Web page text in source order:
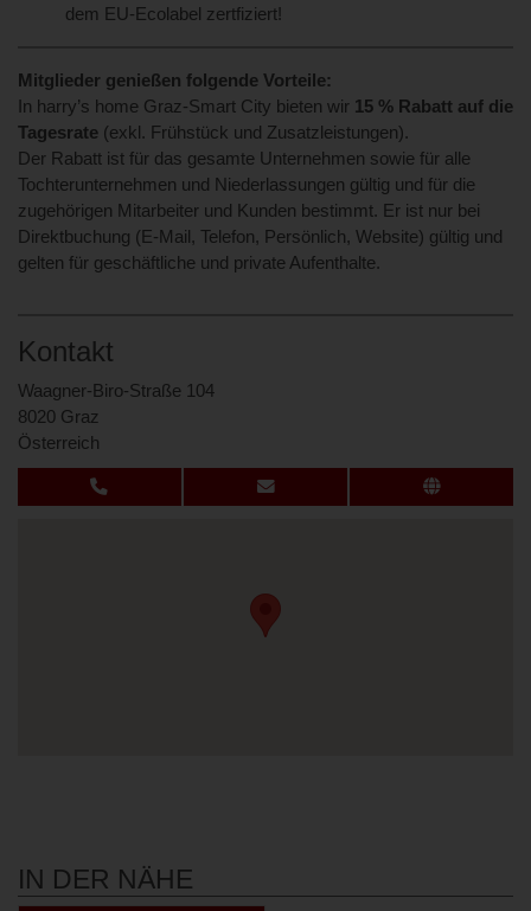
dem EU-Ecolabel zertfiziert!
Mitglieder genießen folgende Vorteile:
In harry’s home Graz-Smart City bieten wir 15 % Rabatt auf die
Tagesrate (exkl. Frühstück und Zusatzleistungen).
Der Rabatt ist für das gesamte Unternehmen sowie für alle
Tochterunternehmen und Niederlassungen gültig und für die
zugehörigen Mitarbeiter und Kunden bestimmt. Er ist nur bei
Direktbuchung (E-Mail, Telefon, Persönlich, Website) gültig und
gelten für geschäftliche und private Aufenthalte.
Kontakt
Waagner-Biro-Straße 104
8020 Graz
Österreich
IN DER NÄHE